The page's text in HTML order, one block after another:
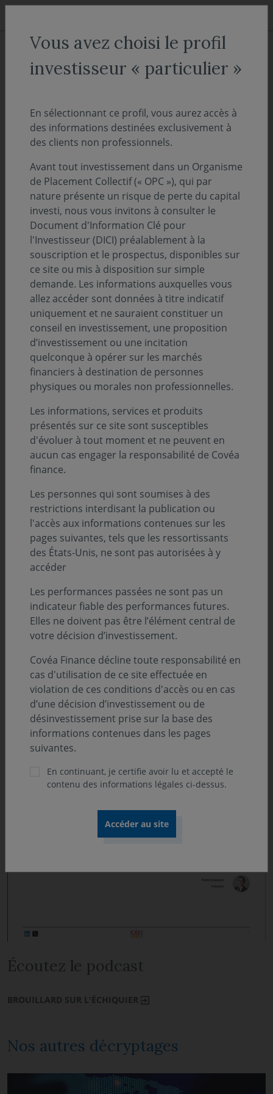
Aller au menu
Aller au contenu
ACCUEIL Décryptages
Brouillard sur l'échiquier
PERSPECTIVES ÉCONOMIQUES ET FINANCIÈRES
Temps de lecture :13min
Nous avions consacré nos Perspectives
Économiques et Financières de mars au
triptyque « Se défendre, innover, sécuriser ».
Sommaire
Édito par Francis JAISSON
Analyse de l’évolution des marchés :
Obligataire par Nicolas VIENNE
Actions Internationales par Valentine DRUAIS
Analyse Suivi Macroéconomique :
Asie par Jean-Louis MOURIER
Europe par Éloïse GIRARD-DESBOIS et Jean-Louis
MOURIER
Écoutez le podcast
BROUILLARD SUR L'ÉCHIQUIER
Nos autres décryptages
Vous avez choisi le profil
investisseur « particulier »
En sélectionnant ce profil, vous aurez accès à
des informations destinées exclusivement à
des clients non professionnels.
Avant tout investissement dans un Organisme
de Placement Collectif (« OPC »), qui par
nature présente un risque de perte du capital
investi, nous vous invitons à consulter le
Document d'Information Clé pour
l'Investisseur (DICI) préalablement à la
souscription et le prospectus, disponibles sur
ce site ou mis à disposition sur simple
demande. Les informations auxquelles vous
allez accéder sont données à titre indicatif
uniquement et ne sauraient constituer un
conseil en investissement, une proposition
d’investissement ou une incitation
quelconque à opérer sur les marchés
financiers à destination de personnes
physiques ou morales non professionnelles.
Les informations, services et produits
présentés sur ce site sont susceptibles
d'évoluer à tout moment et ne peuvent en
aucun cas engager la responsabilité de Covéa
finance.
Les personnes qui sont soumises à des
restrictions interdisant la publication ou
l'accès aux informations contenues sur les
pages suivantes, tels que les ressortissants
des États-Unis, ne sont pas autorisées à y
accéder
Les performances passées ne sont pas un
indicateur fiable des performances futures.
Elles ne doivent pas être l’élément central de
votre décision d’investissement.
Covéa Finance décline toute responsabilité en
cas d'utilisation de ce site effectuée en
violation de ces conditions d'accès ou en cas
d’une décision d’investissement ou de
désinvestissement prise sur la base des
informations contenues dans les pages
suivantes.
En continuant, je certifie avoir lu et accepté le
contenu des informations légales ci-dessus.